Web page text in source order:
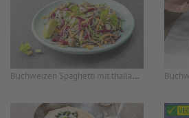
Buchweizen Spaghetti mit thailändischer Erdnusssoße